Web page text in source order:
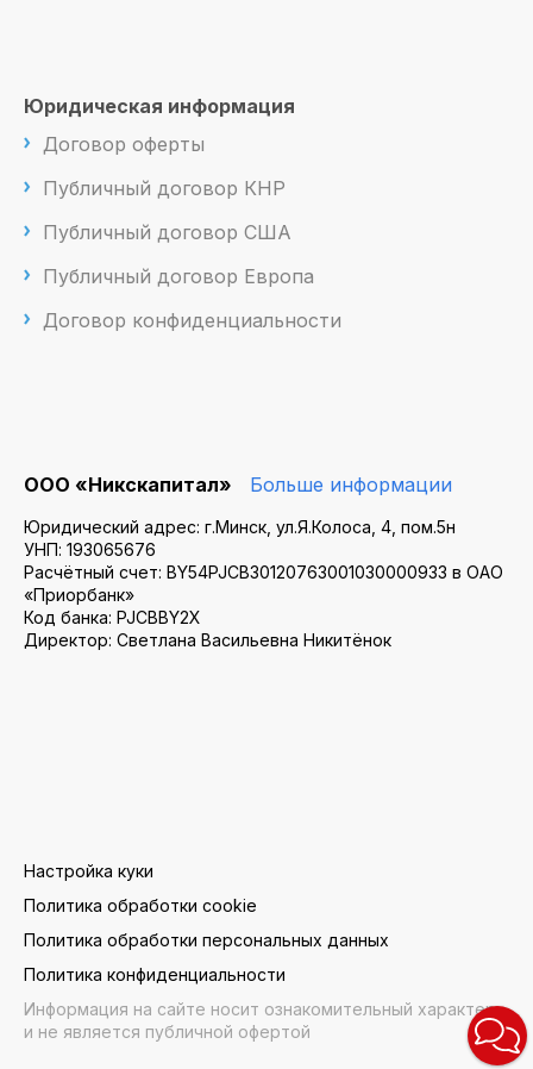
Юридическая информация
Договор оферты
Публичный договор КНР
Публичный договор США
Публичный договор Европа
Договор конфиденциальности
ООО «Никскапитал» Больше информации
Юридический адрес: г.Минск, ул.Я.Колоса, 4, пом.5н
УНП: 193065676
Расчётный счет: BY54PJCB30120763001030000933 в ОАО
«Приорбанк»
Код банка: PJCBBY2X
Директор: Светлана Васильевна Никитёнок
Настройка куки
Политика обработки cookie
Политика обработки персональных данных
Политика конфиденциальности
Информация на сайте носит ознакомительный характер
и не является публичной офертой